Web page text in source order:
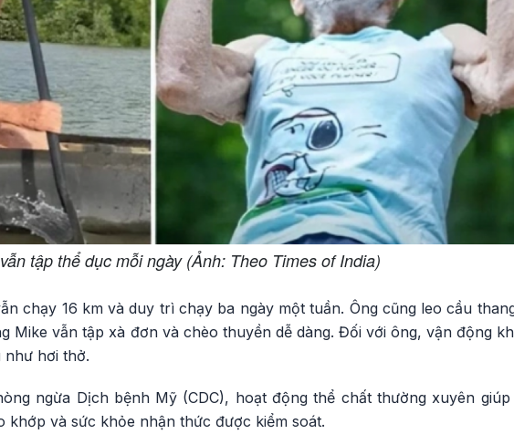
tập thể dục mỗi ngày (Ảnh: Theo Times of India)
chạy 16 km và duy trì chạy ba ngày một tuần. Ông cũng leo cầu
Mike vẫn tập xà đơn và chèo thuyền dễ dàng. Đối với ông, vận động
như hơi thở.
ngừa Dịch bệnh Mỹ (CDC), hoạt động thể chất thường xuyên giúp
khớp và sức khỏe nhận thức được kiểm soát.